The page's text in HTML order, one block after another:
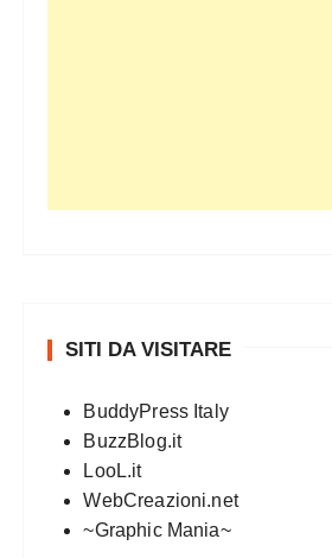
SITI DA VISITARE
BuddyPress Italy
BuzzBlog.it
LooL.it
WebCreazioni.net
~Graphic Mania~